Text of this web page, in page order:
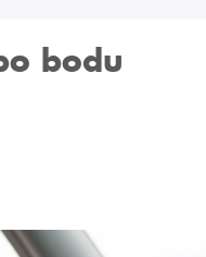
bodu